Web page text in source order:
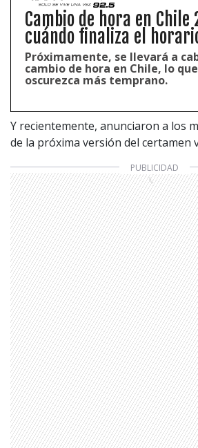
Cambio de hora en Chile
cuándo finaliza el
Próximamente, se llevará a
cambio de hora en Chile, lo
oscurezca más temprano.
Y recientemente, anunciaron a los
de la próxima versión del certamen